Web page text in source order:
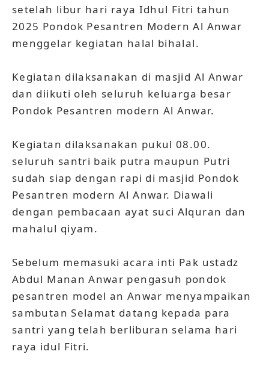
setelah libur hari raya Idhul Fitri tahun
2025 Pondok Pesantren Modern Al Anwar
menggelar kegiatan halal bihalal.
Kegiatan dilaksanakan di masjid Al Anwar
dan diikuti oleh seluruh keluarga besar
Pondok Pesantren modern Al Anwar.
Kegiatan dilaksanakan pukul 08.00.
seluruh santri baik putra maupun Putri
sudah siap dengan rapi di masjid Pondok
Pesantren modern Al Anwar. Diawali
dengan pembacaan ayat suci Alquran dan
mahalul qiyam.
Sebelum memasuki acara inti Pak ustadz
Abdul Manan Anwar pengasuh pondok
pesantren model an Anwar menyampaikan
sambutan Selamat datang kepada para
santri yang telah berliburan selama hari
raya idul Fitri.